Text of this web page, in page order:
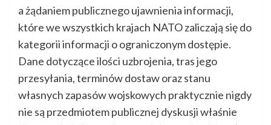
a żądaniem publicznego ujawnienia informacji,
które we wszystkich krajach NATO zaliczają się do
kategorii informacji o ograniczonym dostępie.
Dane dotyczące ilości uzbrojenia, tras jego
przesyłania, terminów dostaw oraz stanu
własnych zapasów wojskowych praktycznie nigdy
nie są przedmiotem publicznej dyskusji właśnie